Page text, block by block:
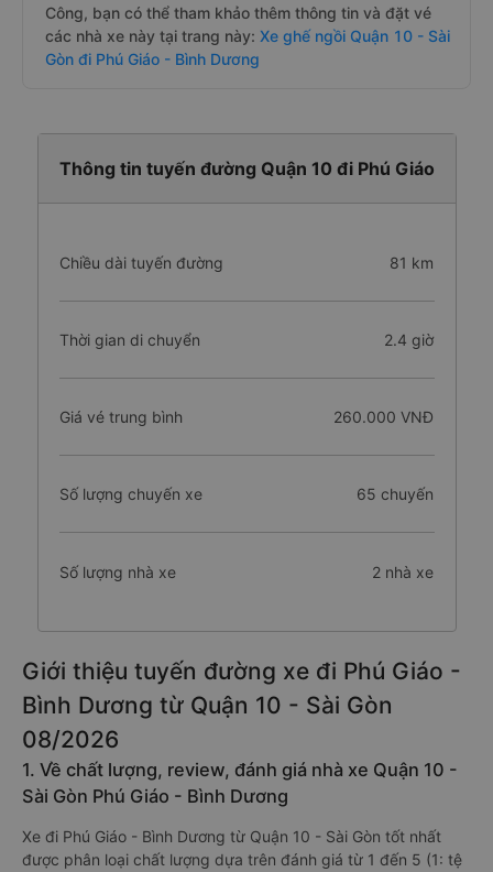
Công, bạn có thể tham khảo thêm thông tin và đặt vé
các nhà xe này tại trang này: Xe ghế ngồi Quận 10 - Sài
Gòn đi Phú Giáo - Bình Dương
Thông tin tuyến đường Quận 10 đi Phú Giáo
Chiều dài tuyến đường 81 km
Thời gian di chuyển 2.4 giờ
Giá vé trung bình 260.000 VNĐ
Số lượng chuyến xe 65 chuyến
Số lượng nhà xe 2 nhà xe
Giới thiệu tuyến đường xe đi Phú Giáo -
Bình Dương từ Quận 10 - Sài Gòn
08/2026
1. Về chất lượng, review, đánh giá nhà xe Quận 10 -
Sài Gòn Phú Giáo - Bình Dương
Xe đi Phú Giáo - Bình Dương từ Quận 10 - Sài Gòn tốt nhất
được phân loại chất lượng dựa trên đánh giá từ 1 đến 5 (1: tệ